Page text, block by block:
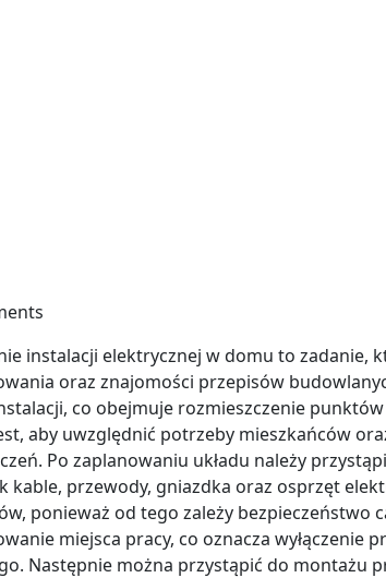
instalacji elektrycznej w domu to zadanie,
oraz znajomości przepisów
co obejmuje rozmieszczenie
aby uwzględnić potrzeby mieszkańców
Po zaplanowaniu układu należy
kable, przewody, gniazdka oraz osprzęt
ponieważ od tego zależy bezpieczeństwo
miejsca pracy, co oznacza wyłączenie
Następnie można przystąpić do montażu